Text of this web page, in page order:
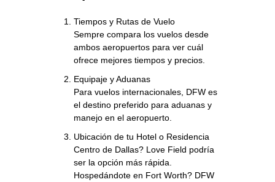
Tiempos y Rutas de Vuelo
Sempre compara los vuelos desde
ambos aeropuertos para ver cuál
ofrece mejores tiempos y precios.
Equipaje y Aduanas
Para vuelos internacionales, DFW es
el destino preferido para aduanas y
manejo en el aeropuerto.
Ubicación de tu Hotel o Residencia
Centro de Dallas? Love Field podría
ser la opción más rápida.
Hospedándote en Fort Worth? DFW